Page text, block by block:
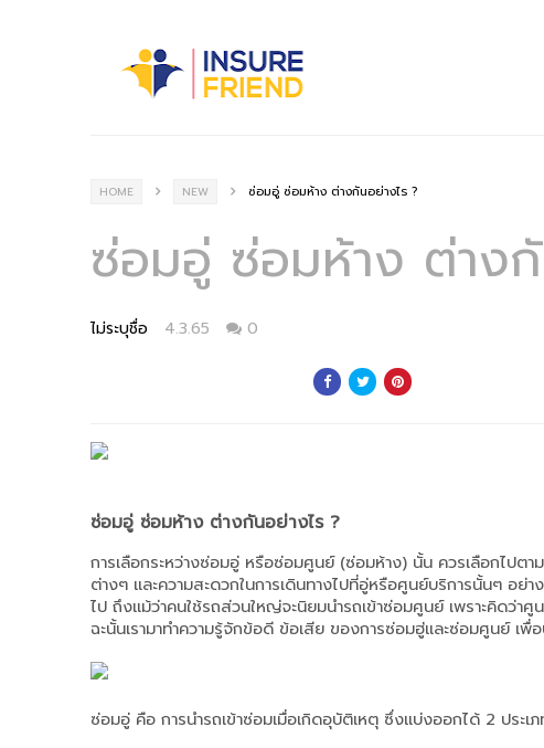
HOME NEW ซ่อมอู่ ซ่อมห้าง ต่างกันอย่างไร ?
ซ่อมอู่ ซ่อมห้าง ต่าง
ไม่ระบุชื่อ 4.3.65 0
ซ่อมอู่ ซ่อมห้าง ต่างกันอย่างไร ?
การเลือกระหว่างซ่อมอู่ หรือซ่อมศูนย์ (ซ่อมห้าง) นั้น ควรเลือกไปต
ต่างๆ และความสะดวกในการเดินทางไปที่อู่หรือศูนย์บริการนั้นๆ อ
ไป ถึงแม้ว่าคนใช้รถส่วนใหญ่จะนิยมนำรถเข้าซ่อมศูนย์ เพราะคิดว่า
ฉะนั้นเรามาทำความรู้จักข้อดี ข้อเสีย ของการซ่อมฮู่และซ่อมศูนย์ เพื่อ
ซ่อมอู่ คือ การนำรถเข้าซ่อมเมื่อเกิดอุบัติเหตุ ซึ่งแบ่งออกได้ 2 ประเ